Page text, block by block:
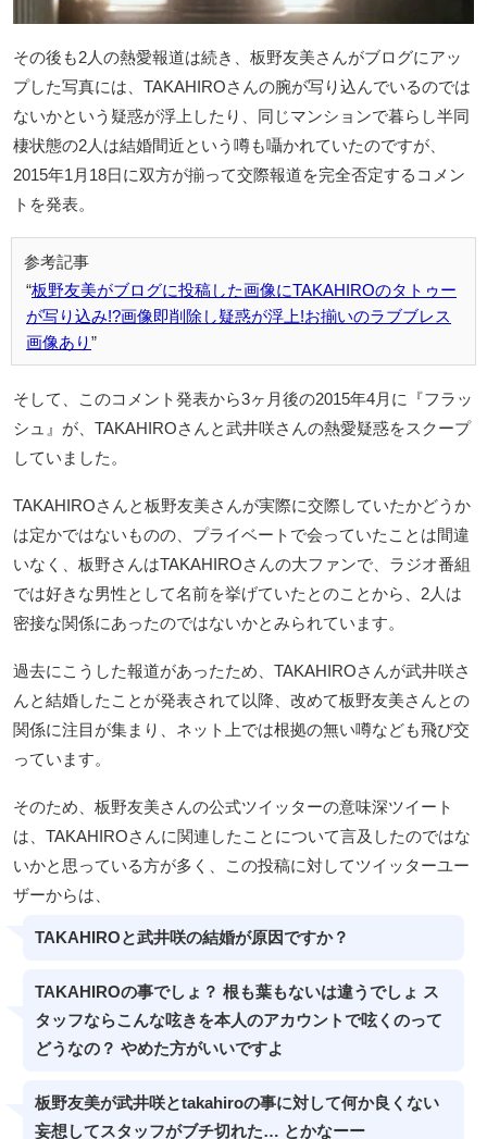
その後も2人の熱愛報道は続き、板野友美さんがブログにアッ
プした写真には、TAKAHIROさんの腕が写り込んでいるのでは
ないかという疑惑が浮上したり、同じマンションで暮らし半同
棲状態の2人は結婚間近という噂も囁かれていたのですが、
2015年1月18日に双方が揃って交際報道を完全否定するコメン
トを発表。
板野友美がブログに投稿した画像にTAKAHIROのタトゥー
が写り込み!?画像即削除し疑惑が浮上!お揃いのラブブレス
画像あり
そして、このコメント発表から3ヶ月後の2015年4月に『フラッ
シュ』が、TAKAHIROさんと武井咲さんの熱愛疑惑をスクープ
していました。
TAKAHIROさんと板野友美さんが実際に交際していたかどうか
は定かではないものの、プライベートで会っていたことは間違
いなく、板野さんはTAKAHIROさんの大ファンで、ラジオ番組
では好きな男性として名前を挙げていたとのことから、2人は
密接な関係にあったのではないかとみられています。
過去にこうした報道があったため、TAKAHIROさんが武井咲さ
んと結婚したことが発表されて以降、改めて板野友美さんとの
関係に注目が集まり、ネット上では根拠の無い噂なども飛び交
っています。
そのため、板野友美さんの公式ツイッターの意味深ツイート
は、TAKAHIROさんに関連したことについて言及したのではな
いかと思っている方が多く、この投稿に対してツイッターユー
ザーからは、
TAKAHIROと武井咲の結婚が原因ですか？
TAKAHIROの事でしょ？ 根も葉もないは違うでしょ ス
タッフならこんな呟きを本人のアカウントで呟くのって
どうなの？ やめた方がいいですよ
板野友美が武井咲とtakahiroの事に対して何か良くない
妄想してスタッフがブチ切れた… とかなーー